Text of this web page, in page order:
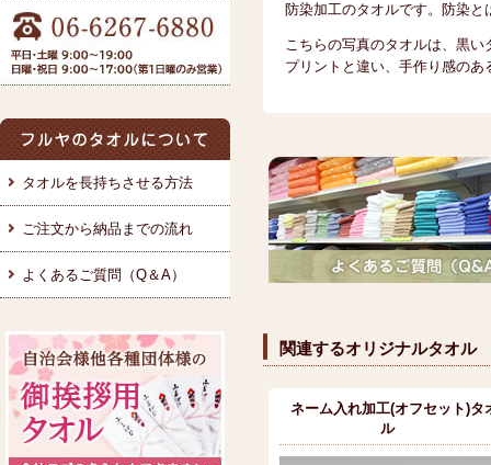
防染加工のタオルです。防染
こちらの写真のタオルは、黒
プリントと違い、手作り感の
関連するオリジナルタオル
ネーム入れ加工(オフセット)タ
ル
タオルを長持ちさせる方法
ご注文から納品までの流れ
よくあるご質問（Q＆A）